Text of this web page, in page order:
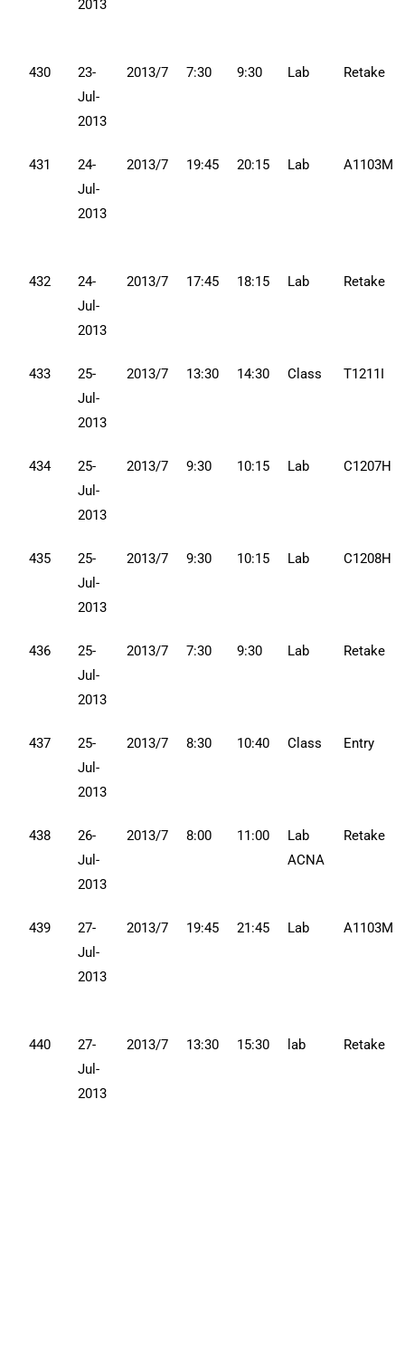
2013
430
23-
Jul-
2013
2013/7 7:30 9:30 Lab Retake
431
24-
Jul-
2013
2013/7 19:45 20:15 Lab A1103M
432
24-
Jul-
2013
2013/7 17:45 18:15 Lab Retake
433
25-
Jul-
2013
2013/7 13:30 14:30 Class T1211I
434
25-
Jul-
2013
2013/7 9:30 10:15 Lab C1207H
435
25-
Jul-
2013
2013/7 9:30 10:15 Lab C1208H
436
25-
Jul-
2013
2013/7 7:30 9:30 Lab Retake
437
25-
Jul-
2013
2013/7 8:30 10:40 Class Entry
438
26-
Jul-
2013
2013/7 8:00 11:00
Lab
ACNA
Retake
439
27-
Jul-
2013
2013/7 19:45 21:45 Lab A1103M
440
27-
Jul-
2013
2013/7 13:30 15:30 lab Retake